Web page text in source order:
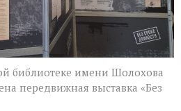
библиотеке имени Шолохова
передвижная выставка «Без